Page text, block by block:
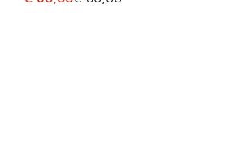
baisse de € 99,99 à € 65,00